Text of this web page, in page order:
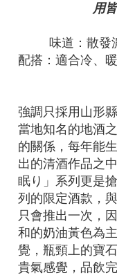
用
味道：散發
配搭：適合冷、
強調只採用山形
當地知名的地酒
的關係，每年能
出的清酒作品之
眠り」系列更是
列的限定酒款，
只會推出一次，
和的奶油黃色為
覺，瓶頸上的寶
貴氣感覺，品飲